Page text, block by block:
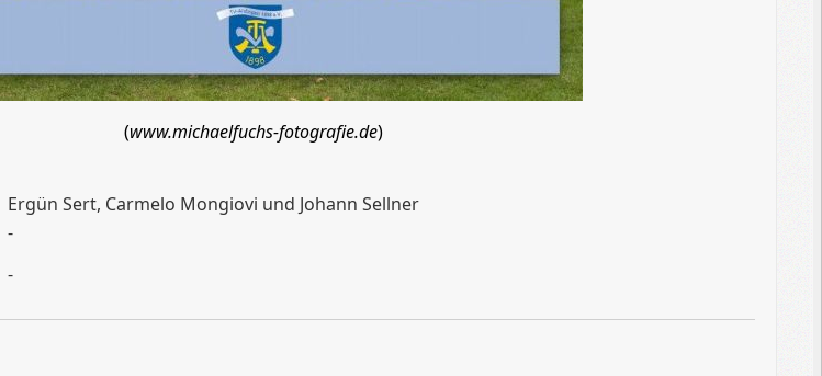
(www.michaelfuchs-fotografie.de)
Ergün Sert, Carmelo Mongiovi und Johann Sellner
-
-